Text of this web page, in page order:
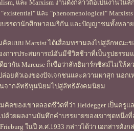
และ Marxism งานดังกล่าวถือเป็นงาน
และ "phenomenological"
บบรรดานักศึกษาอเมริกัน และปัญญาชนทั้งหล
คิดแบบ Marxist ได้เสื่อมทรามลงไปสู่ลักษณะ
งการประสบการณ์อันมีชีวิตชีวาที่เป็นรูปธรร
ยวกัน Marcuse ก็เชื่อว่าลัทธิมาร์กซิสม์ไม่ให้
ล่อยตัวเองของปัจเจกชนและความผาสุก นอก
นจากลัทธิทุนนิยมไปสู่ลัทธิสังคมนิยม
มคิดของเขาตลอดชีวิตที่ว่า Heidegger เป็นค
ปด้วยผลงานบันทึกคำบรรยายของเขาชุดหนึ่
ในปี ค.ศ.1933 กล่าวได้ว่า เอกสารดั